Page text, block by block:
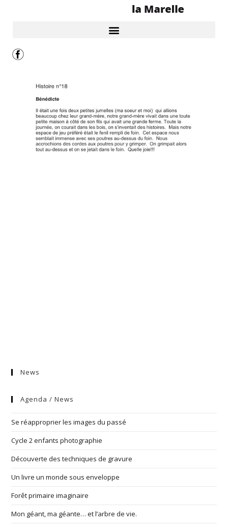
News
Agenda / News
Se réapproprier les images du passé
Cycle 2 enfants photographie
Découverte des techniques de gravure
Un livre un monde sous enveloppe
Forêt primaire imaginaire
Mon géant, ma géante… et l’arbre de vie.